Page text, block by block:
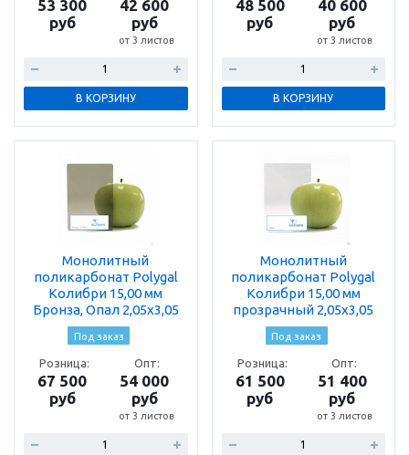
53 300
руб
42 600
руб
от 3 листов
В КОРЗИНУ
48 500
руб
40 600
руб
от 3 листов
В КОРЗИНУ
Монолитный
поликарбонат Polygal
Колибри 15,00 мм
Бронза, Опал 2,05х3,05
Под заказ
Розница:
67 500
руб
Опт:
54 000
руб
от 3 листов
Монолитный
поликарбонат Polygal
Колибри 15,00 мм
прозрачный 2,05х3,05
Под заказ
Розница:
61 500
руб
Опт:
51 400
руб
от 3 листов